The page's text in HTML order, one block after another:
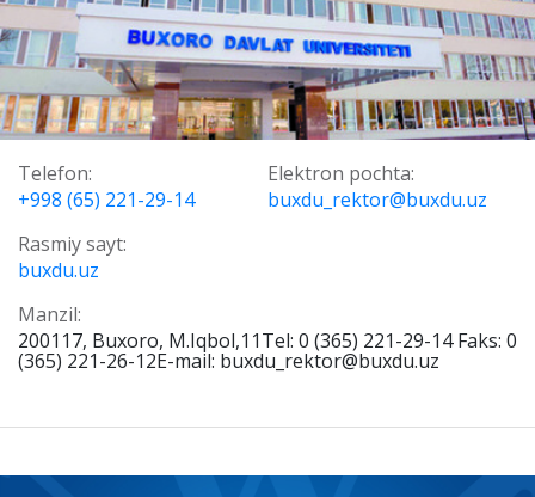
Telefon:
+998 (65) 221-29-14
Elektron pochta:
buxdu_rektor@buxdu.uz
Rasmiy sayt:
buxdu.uz
Manzil:
200117, Buxoro, M.Iqbol,11Tel: 0 (365) 221-29-14 Faks: 0
(365) 221-26-12E-mail: buxdu_rektor@buxdu.uz